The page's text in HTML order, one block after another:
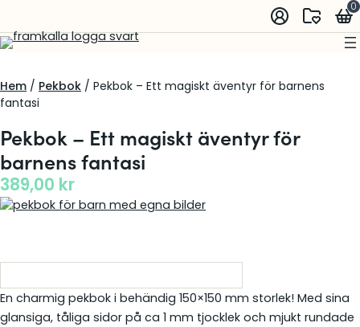
0
Hem / Pekbok / Pekbok – Ett magiskt äventyr för barnens
fantasi
Pekbok – Ett magiskt äventyr för
barnens fantasi
389,00 kr
En charmig pekbok i behändig 150×150 mm storlek! Med sina
glansiga, tåliga sidor på ca 1 mm tjocklek och mjukt rundade